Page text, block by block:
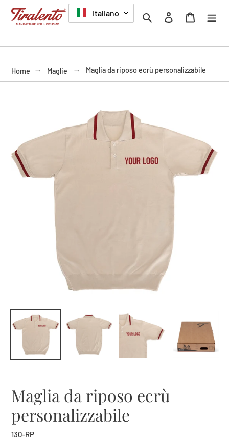
direttamente
LINGUAItaliano Cerca Accedi Carrello
Home Maglie Maglia da riposo ecrù personalizzabile
Maglia da riposo ecrù
personalizzabile
130-RP